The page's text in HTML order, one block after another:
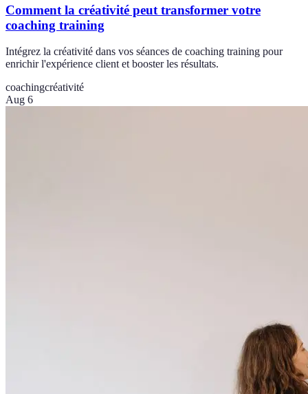
Comment la créativité peut transformer votre
coaching training
Intégrez la créativité dans vos séances de coaching training pour
enrichir l'expérience client et booster les résultats.
coachingcréativité
Aug 6